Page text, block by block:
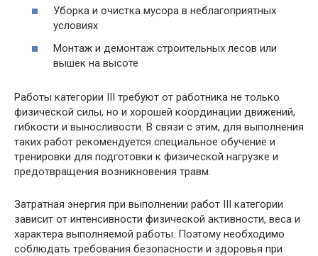
Уборка и очистка мусора в неблагоприятных
условиях
Монтаж и демонтаж строительных лесов или
вышек на высоте
Работы категории III требуют от работника не только
физической силы, но и хорошей координации движений,
гибкости и выносливости. В связи с этим, для выполнения
таких работ рекомендуется специальное обучение и
тренировки для подготовки к физической нагрузке и
предотвращения возникновения травм.
Затратная энергия при выполнении работ III категории
зависит от интенсивности физической активности, веса и
характера выполняемой работы. Поэтому необходимо
соблюдать требования безопасности и здоровья при